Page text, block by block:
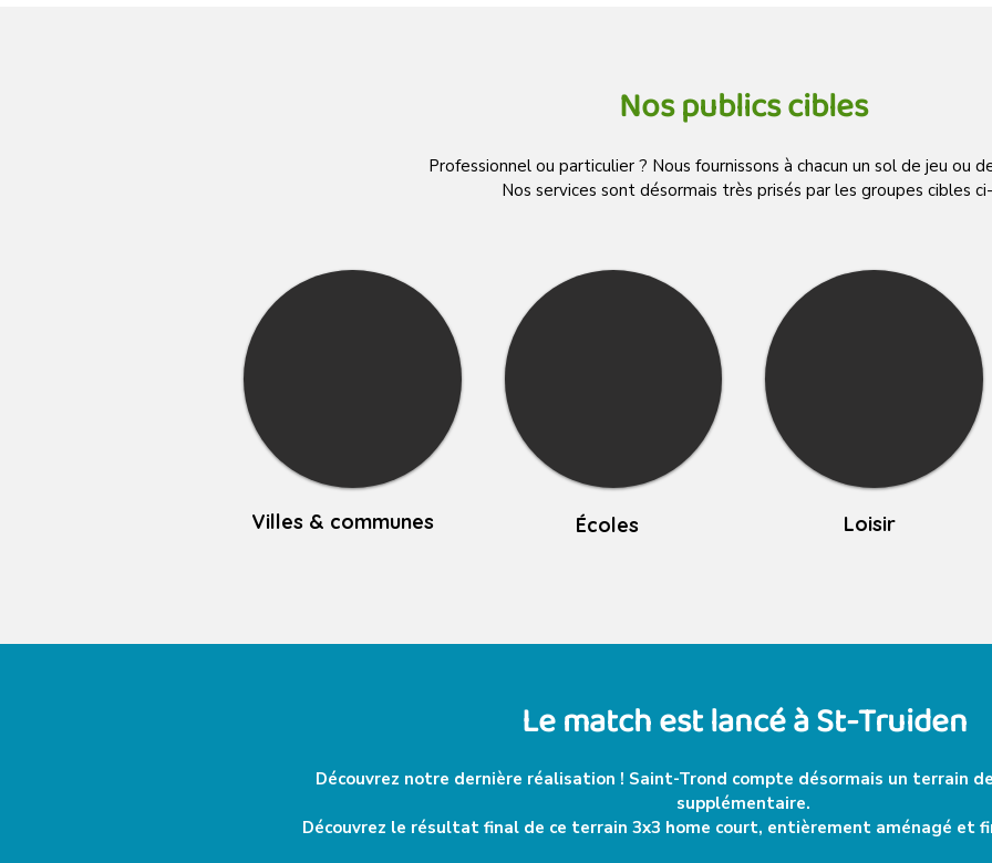
Nos publics cibles
Professionnel ou particulier ? Nous fournissons à chacun un sol de jeu ou
Nos services sont désormais très prisés par les groupes cibles
Villes & communes Écoles Loisir
Le match est lancé à St-Truiden
Découvrez notre dernière réalisation ! Saint-Trond compte désormais un terrain
supplémentaire.
Découvrez le résultat final de ce terrain 3x3 home court, entièrement aménagé et